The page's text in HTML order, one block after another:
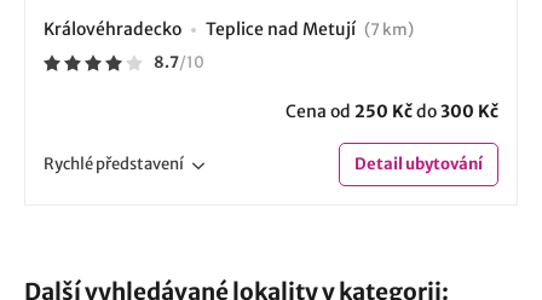
Královéhradecko Teplice nad Metují (7 km)
8.7/10
Cena od 250 Kčdo300 Kč
Rychlépředstavení Detailubytování
Další vyhledávané lokality v kategorii: